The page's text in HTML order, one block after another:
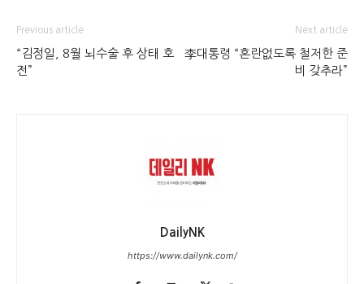
Previous article
“김정일, 8월 뇌수술 후 상태 호
전”
Next article
李대통령 “혼란없도록 철저한 준
비 갖추라”
DailyNK
https://www.dailynk.com/